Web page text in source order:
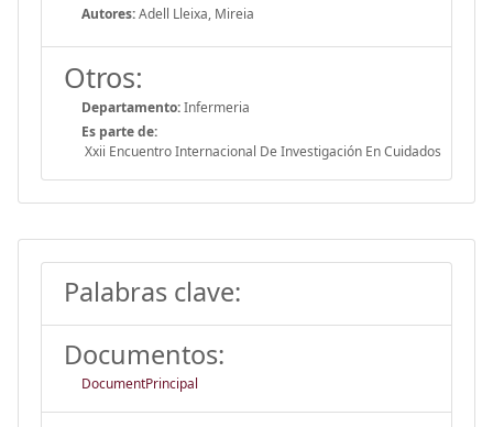
Autores:Adell Lleixa, Mireia
Otros:
Departamento:Infermeria
Es parte de:
Xxii Encuentro Internacional De Investigación En Cuidados
Palabras clave:
Documentos:
DocumentPrincipal